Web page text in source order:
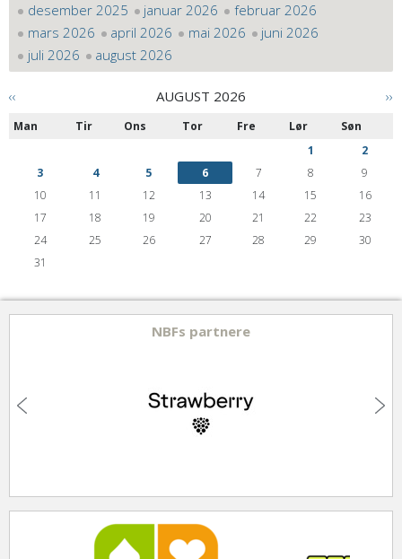
desember 2025
januar 2026
februar 2026
mars 2026
april 2026 mai 2026
juni 2026
juli 2026
august 2026
‹‹ ››
AUGUST 2026
Man Tir Ons Tor Fre Lør
Søn
1
2
3
4 5 6 7 8
9
10
11 12 13 14 15
16
17
18 19 20 21 22
23
24
25 26 27 28 29
30
31
NBFs partnere